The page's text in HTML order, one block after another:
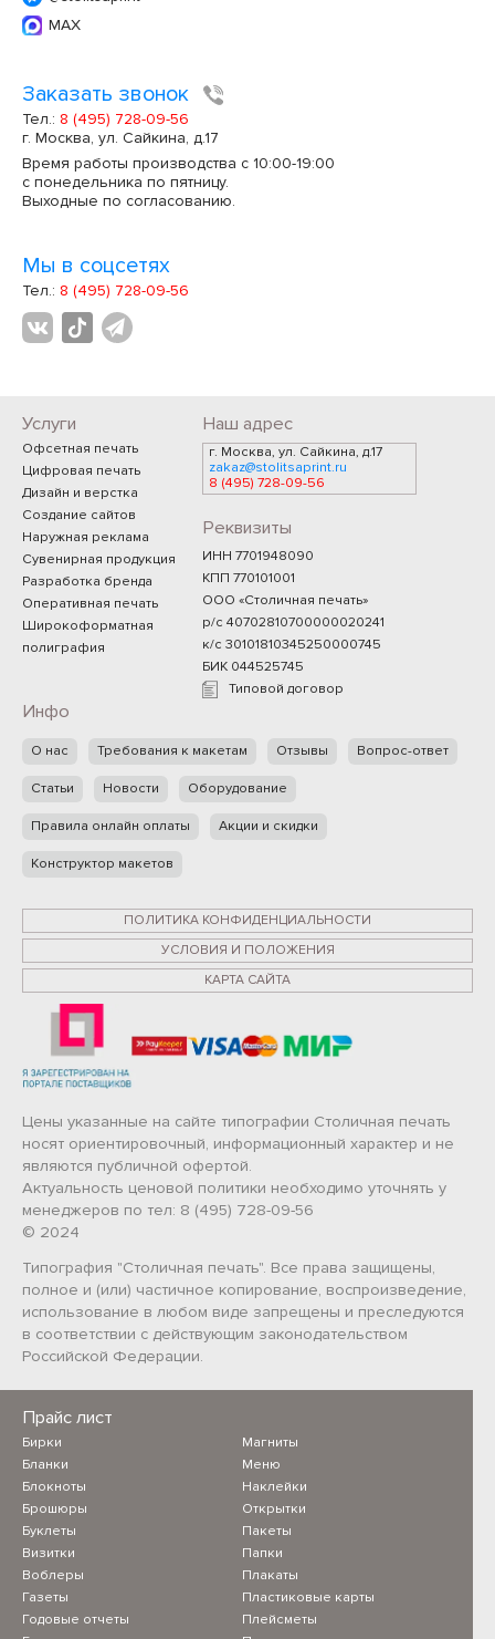
MAX
Заказать звонок
Тел.: 8 (495) 728-09-56
г. Москва, ул. Сайкина, д.17
Время работы производства с 10:00-19:00
с понедельника по пятницу.
Выходные по согласованию.
Мы в соцсетях
Тел.: 8 (495) 728-09-56
Прайс лист
Бирки
Бланки
Блокноты
Брошюры
Буклеты
Визитки
Воблеры
Газеты
Годовые отчеты
Магниты
Меню
Наклейки
Открытки
Пакеты
Папки
Плакаты
Пластиковые карты
Плейсметы
Услуги
Офсетная печать
Цифровая печать
Дизайн и верстка
Создание сайтов
Наружная реклама
Сувенирная продукция
Разработка бренда
Оперативная печать
Широкоформатная
полиграфия
Наш адрес
г. Москва, ул. Сайкина, д.17
zakaz@stolitsaprint.ru
8 (495) 728-09-56
Реквизиты
ИНН 7701948090
КПП 770101001
ООО «Столичная печать»
р/с 40702810700000020241
к/с 30101810345250000745
БИК 044525745
Типовой договор
Инфо
О нас Требования к макетам Отзывы Вопрос-ответ
Статьи Новости Оборудование
Правила онлайн оплаты Акции и скидки
Конструктор макетов
ПОЛИТИКА КОНФИДЕНЦИАЛЬНОСТИ
УСЛОВИЯ И ПОЛОЖЕНИЯ
КАРТА САЙТА
Цены указанные на сайте типографии Столичная печать
носят ориентировочный, информационный характер и не
являются публичной офертой.
Актуальность ценовой политики необходимо уточнять у
менеджеров по тел: 8 (495) 728-09-56
© 2024
Типография "Столичная печать". Все права защищены,
полное и (или) частичное копирование, воспроизведение,
использование в любом виде запрещены и преследуются
в соответствии с действующим законодательством
Российской Федерации.